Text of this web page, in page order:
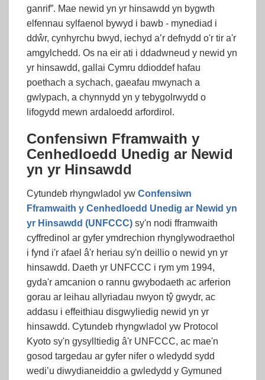
ganrif”. Mae newid yn yr hinsawdd yn bygwth
elfennau sylfaenol bywyd i bawb - mynediad i
ddŵr, cynhyrchu bwyd, iechyd a’r defnydd o'r tir a'r
amgylchedd. Os na eir ati i ddadwneud y newid yn
yr hinsawdd, gallai Cymru ddioddef hafau
poethach a sychach, gaeafau mwynach a
gwlypach, a chynnydd yn y tebygolrwydd o
lifogydd mewn ardaloedd arfordirol.
Confensiwn Fframwaith y
Cenhedloedd Unedig ar Newid
yn yr Hinsawdd
Cytundeb rhyngwladol yw Confensiwn
Fframwaith y Cenhedloedd Unedig ar Newid yn
yr Hinsawdd (UNFCCC) sy'n nodi fframwaith
cyffredinol ar gyfer ymdrechion rhynglywodraethol
i fynd i'r afael â'r heriau sy'n deillio o newid yn yr
hinsawdd. Daeth yr UNFCCC i rym ym 1994,
gyda'r amcanion o rannu gwybodaeth ac arferion
gorau ar leihau allyriadau nwyon tŷ gwydr, ac
addasu i effeithiau disgwyliedig newid yn yr
hinsawdd. Cytundeb rhyngwladol yw Protocol
Kyoto sy'n gysylltiedig â'r UNFCCC, ac mae'n
gosod targedau ar gyfer nifer o wledydd sydd
wedi’u diwydianeiddio a gwledydd y Gymuned